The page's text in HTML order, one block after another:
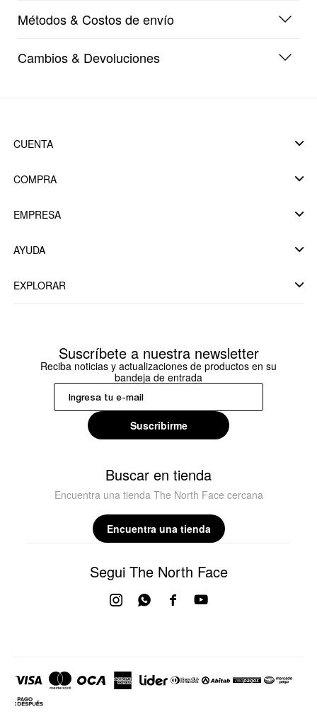
Métodos & Costos de envío
Cambios & Devoluciones
CUENTA
COMPRA
EMPRESA
AYUDA
EXPLORAR
Suscríbete a nuestra newsletter
Reciba noticias y actualizaciones de productos en su
bandeja de entrada
Suscribirme
Buscar en tienda
Encuentra una tienda The North Face cercana
Encuentra una tienda
Segui The North Face
 
 